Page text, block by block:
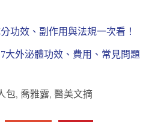
功效、副作用與法規一次看！
大外泌體功效、費用、常見問題
包, 喬雅露, 醫美文摘